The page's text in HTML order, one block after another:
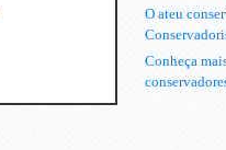
O ateu
Conheça